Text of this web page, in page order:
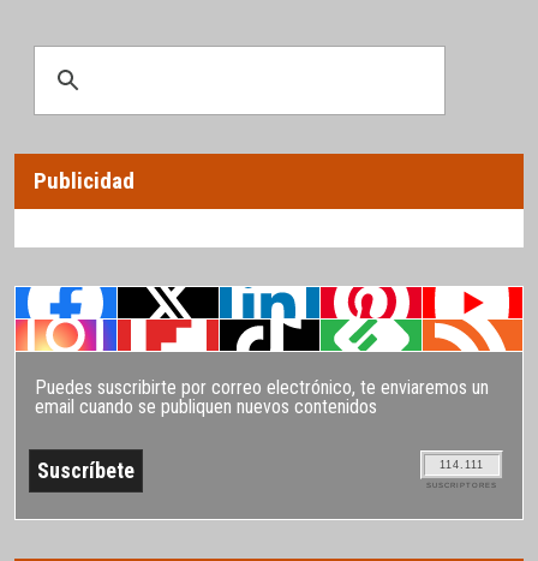
Publicidad
Puedes suscribirte por correo electrónico, te enviaremos un
email cuando se publiquen nuevos contenidos
114.111
SUSCRIPTORES